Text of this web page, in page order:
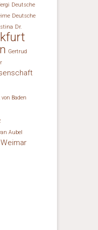
Deutsche
Deutsche
Dr.
Gertrud
Baden
Aubel
Weimar